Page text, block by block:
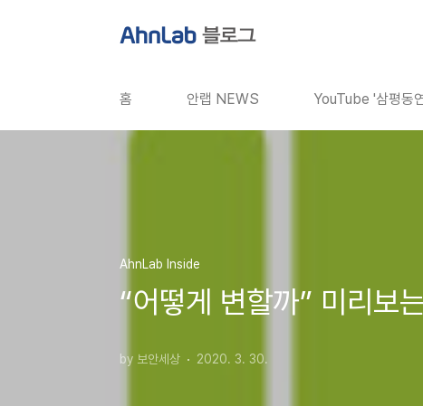
홈 안랩 NEWS YouTube '삼평동
AhnLab Inside
“어떻게 변할까” 미리보
by 보안세상 2020. 3. 30.